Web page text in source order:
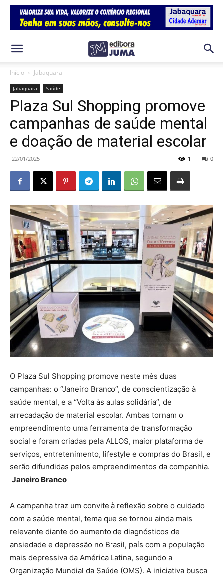
Início Jabaquara
Jabaquara Saúde
Plaza Sul Shopping promove
campanhas de saúde mental
e doação de material escolar
22/01/2025 0
1
O Plaza Sul Shopping promove neste mês duas
campanhas: o “Janeiro Branco”, de conscientização à
saúde mental, e a “Volta às aulas solidária”, de
arrecadação de material escolar. Ambas tornam o
empreendimento uma ferramenta de transformação
social e foram criadas pela ALLOS, maior plataforma de
serviços, entretenimento, lifestyle e compras do Brasil, e
serão difundidas pelos empreendimentos da companhia.
Janeiro Branco
A campanha traz um convite à reflexão sobre o cuidado
com a saúde mental, tema que se tornou ainda mais
relevante diante do aumento de diagnósticos de
ansiedade e depressão no Brasil, país com a população
mais depressiva da América Latina, segundo a
Organização Mundial da Saúde (OMS). A iniciativa busca